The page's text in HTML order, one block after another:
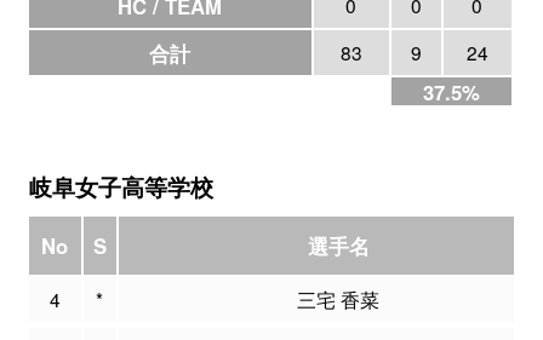
合計 83 9 24
37.5%
岐阜女子高等学校
No S 選手名
4 *
三宅 香菜